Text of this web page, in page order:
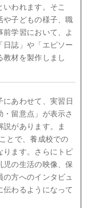
われます。そこ
や子どもの様子、職
学習において、よ
日誌」や「エピソー
教材を製作しまし
あわせて、実習日
留意点」が表示さ
があります。ま
とで、養成校での
ります。さらにトピ
児の生活の映像、保
方へのインタビュ
わるようになって